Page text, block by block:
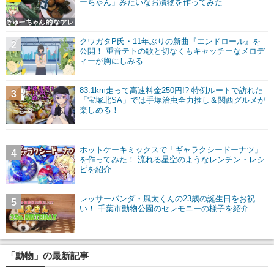
ーちゃん」みたいなお漬物を作ってみた
クワガタP氏・11年ぶりの新曲『エンドロール』を
公開！ 重音テトの歌と切なくもキャッチーなメロデ
ィーが胸にしみる
2
83.1km走って高速料金250円!? 特例ルートで訪れた
「宝塚北SA」では手塚治虫全力推し＆関西グルメが
楽しめる！
3
ホットケーキミックスで「ギャラクシードーナツ」
を作ってみた！ 流れる星空のようなレンチン・レシ
ピを紹介
4
レッサーパンダ・風太くんの23歳の誕生日をお祝
い！ 千葉市動物公園のセレモニーの様子を紹介
5
「動物」の最新記事